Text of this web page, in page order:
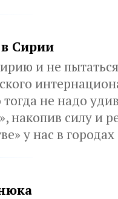
Сирии
и не
не надо
накопив силу и
у нас в городах